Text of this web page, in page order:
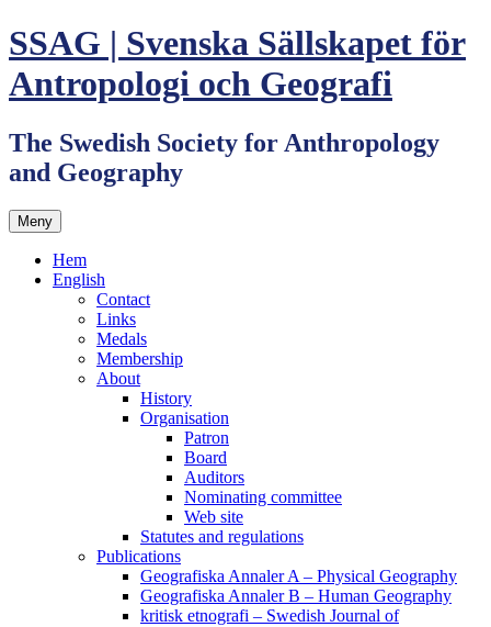
Hoppa
till
innehåll
SSAG | Svenska Sällskapet för
Antropologi och Geografi
The Swedish Society for Anthropology
and Geography
Meny
Hem
English
Contact
Links
Medals
Membership
About
History
Organisation
Patron
Board
Auditors
Nominating committee
Web site
Statutes and regulations
Publications
Geografiska Annaler A – Physical Geography
Geografiska Annaler B – Human Geography
kritisk etnografi – Swedish Journal of